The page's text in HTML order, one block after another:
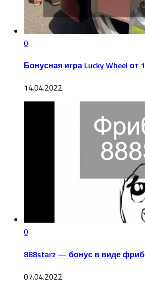
0
Бонусная игра Lucky Wheel от
14.04.2022
0
888starz — бонус в виде
07.04.2022